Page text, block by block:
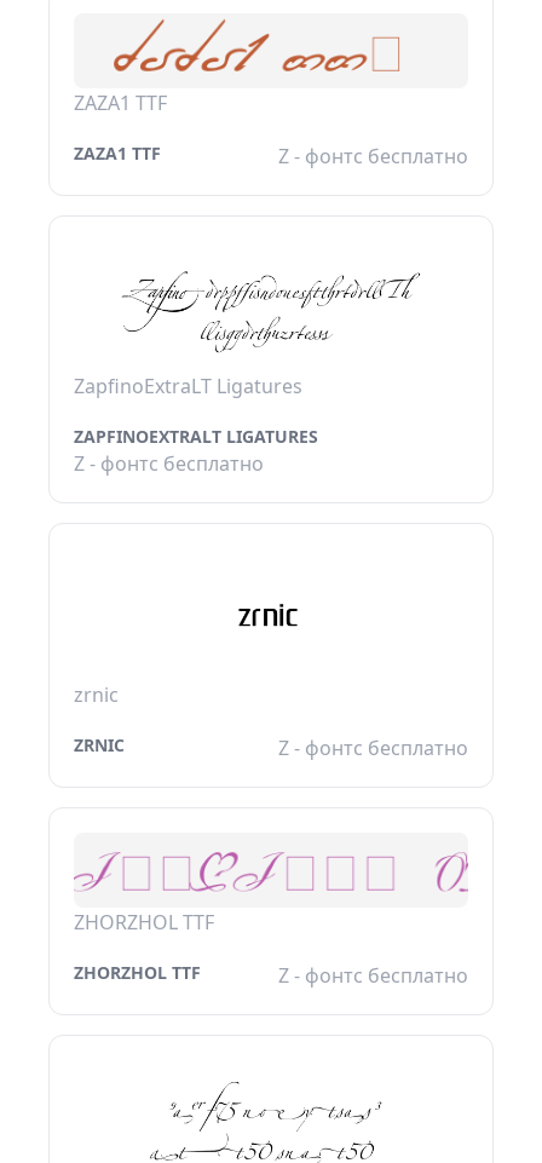
ZAZA1 TTF
ZAZA1 TTF Z - фонтс бесплатно
ZapfinoExtraLT Ligatures
ZAPFINOEXTRALT LIGATURES
Z - фонтс бесплатно
zrnic
ZRNIC Z - фонтс бесплатно
ZHORZHOL TTF
ZHORZHOL TTF Z - фонтс бесплатно